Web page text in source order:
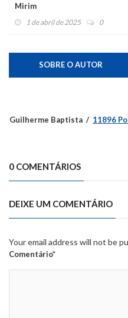
Mirim
1 de abril de 2025 0
SOBRE O AUTOR
Guilherme Baptista 11896
0 COMENTÁRIOS
DEIXE UM COMENTÁRIO
Your email address will not be
Comentário*